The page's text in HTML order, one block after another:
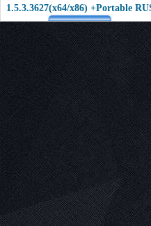
1.5.3.3627(x64/x86) +Portable